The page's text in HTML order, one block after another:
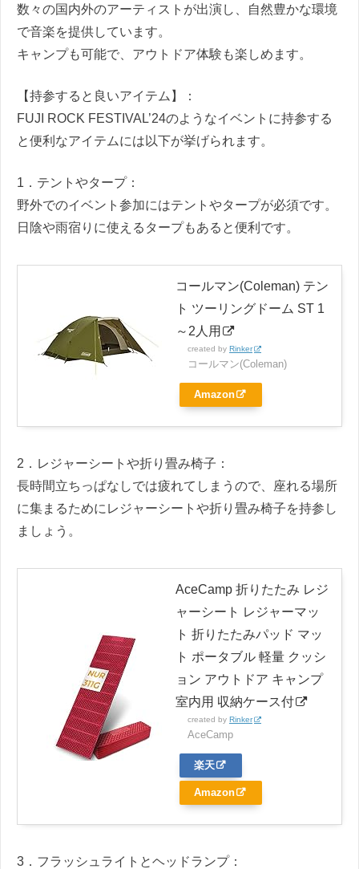
数々の国内外のアーティストが出演し、自然豊かな環境
で音楽を提供しています。
キャンプも可能で、アウトドア体験も楽しめます。
【持参すると良いアイテム】：
FUJI ROCK FESTIVAL’24のようなイベントに持参する
と便利なアイテムには以下が挙げられます。
1．テントやタープ：
野外でのイベント参加にはテントやタープが必須です。
日陰や雨宿りに使えるタープもあると便利です。
コールマン(Coleman) テン
ト ツーリングドーム ST 1
～2人用
created by Rinker
コールマン(Coleman)
Amazon
2．レジャーシートや折り畳み椅子：
長時間立ちっぱなしでは疲れてしまうので、座れる場所
に集まるためにレジャーシートや折り畳み椅子を持参し
ましょう。
AceCamp 折りたたみ レジ
ャーシート レジャーマッ
ト 折りたたみパッド マッ
ト ポータブル 軽量 クッシ
ョン アウトドア キャンプ
室内用 収納ケース付
created by Rinker
AceCamp
楽天
Amazon
3．フラッシュライトとヘッドランプ：